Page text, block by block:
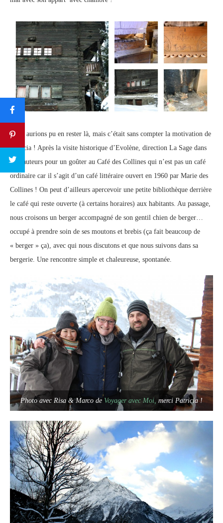
Nous aurions pu en rester là, mais c’était sans compter la motivation de
Patricia ! Après la visite historique d’Evolène, direction La Sage dans
les hauteurs pour un goûter au Café des Collines qui n’est pas un café
ordinaire car il s’agit d’un café littéraire ouvert en 1960 par Marie des
Collines ! On peut d’ailleurs apercevoir une petite bibliothèque derrière
le café qui reste ouverte (à certains horaires) aux habitants. Au passage,
nous croisons un berger accompagné de son gentil chien de berger…
occupé à prendre soin de ses moutons et brebis (ça fait beaucoup de
« berger » ça), avec qui nous discutons et que nous suivons dans sa
bergerie. Une rencontre simple et chaleureuse, spontanée.
Photo avec Risa & Marco de Voyager avec Moi, merci Patricia !